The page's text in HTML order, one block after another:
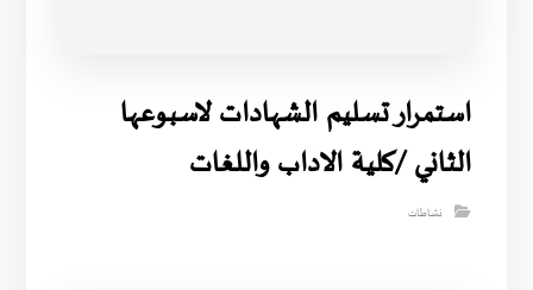
استمرار تسليم الشهادات لاسبوعها
الثاني /كلية الاداب واللغات
نشاطات